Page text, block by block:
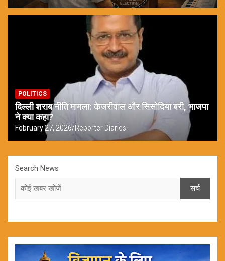
POLITICS
दिल्ली शराब नीति मामला: केजरीवाल और सिसोदिया बरी, भाजपा
ने क्या कहा?
February 27, 2026 Reporter Diaries
Search News
सर्च